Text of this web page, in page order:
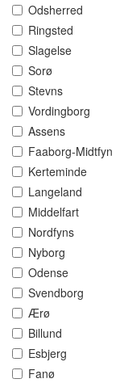
Odsherred
Ringsted
Slagelse
Sorø
Stevns
Vordingborg
Assens
Faaborg-Midtfyn
Kerteminde
Langeland
Middelfart
Nordfyns
Nyborg
Odense
Svendborg
Ærø
Billund
Esbjerg
Fanø